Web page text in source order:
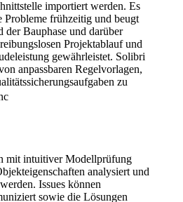
importiert werden. Es
frühzeitig und beugt
der Bauphase und darüber
Projektablauf und
gewährleistet. Solibri
anpassbaren Regelvorlagen,
zu
mit intuitiver Modellprüfung
analysiert und
Issues können
sowie die Lösungen